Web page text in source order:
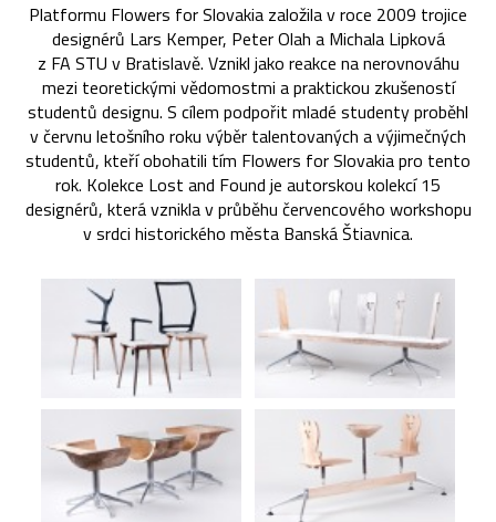
Platformu Flowers for Slovakia založila v roce 2009 trojice
designérů Lars Kemper, Peter Olah a Michala Lipková
z FA STU v Bratislavě. Vznikl jako reakce na nerovnováhu
mezi teoretickými vědomostmi a praktickou zkušeností
studentů designu. S cílem podpořit mladé studenty proběhl
v červnu letošního roku výběr talentovaných a výjimečných
studentů, kteří obohatili tím Flowers for Slovakia pro tento
rok. Kolekce Lost and Found je autorskou kolekcí 15
designérů, která vznikla v průběhu červencového workshopu
v srdci historického města Banská Štiavnica.